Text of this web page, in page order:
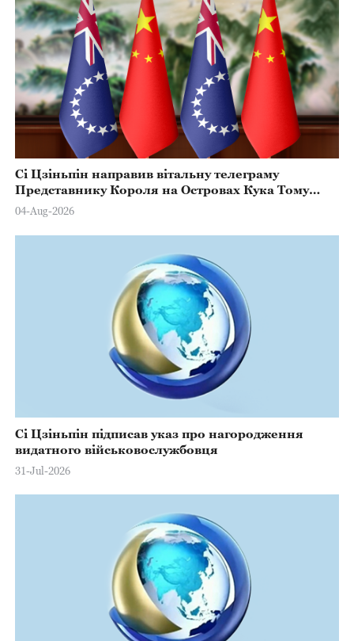
Сі Цзіньпін направив вітальну телеграму
Представнику Короля на Островах Кука Тому
Марстерсу з нагоди Дня Конституції
04-Aug-2026
Сі Цзіньпін підписав указ про нагородження
видатного військовослужбовця
31-Jul-2026